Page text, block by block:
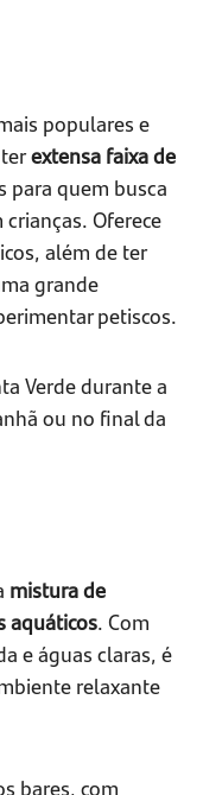
populares e
extensa faixa de
para quem busca
Oferece
além de ter
grande
petiscos.
Verde durante a
ou no final da
mistura de
aquáticos. Com
e águas claras, é
relaxante
bares, com